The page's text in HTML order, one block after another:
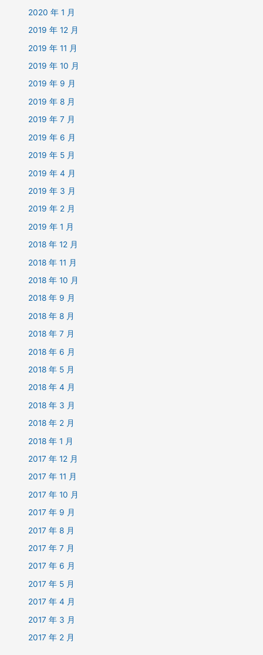
2020 年 1 月
2019 年 12 月
2019 年 11 月
2019 年 10 月
2019 年 9 月
2019 年 8 月
2019 年 7 月
2019 年 6 月
2019 年 5 月
2019 年 4 月
2019 年 3 月
2019 年 2 月
2019 年 1 月
2018 年 12 月
2018 年 11 月
2018 年 10 月
2018 年 9 月
2018 年 8 月
2018 年 7 月
2018 年 6 月
2018 年 5 月
2018 年 4 月
2018 年 3 月
2018 年 2 月
2018 年 1 月
2017 年 12 月
2017 年 11 月
2017 年 10 月
2017 年 9 月
2017 年 8 月
2017 年 7 月
2017 年 6 月
2017 年 5 月
2017 年 4 月
2017 年 3 月
2017 年 2 月